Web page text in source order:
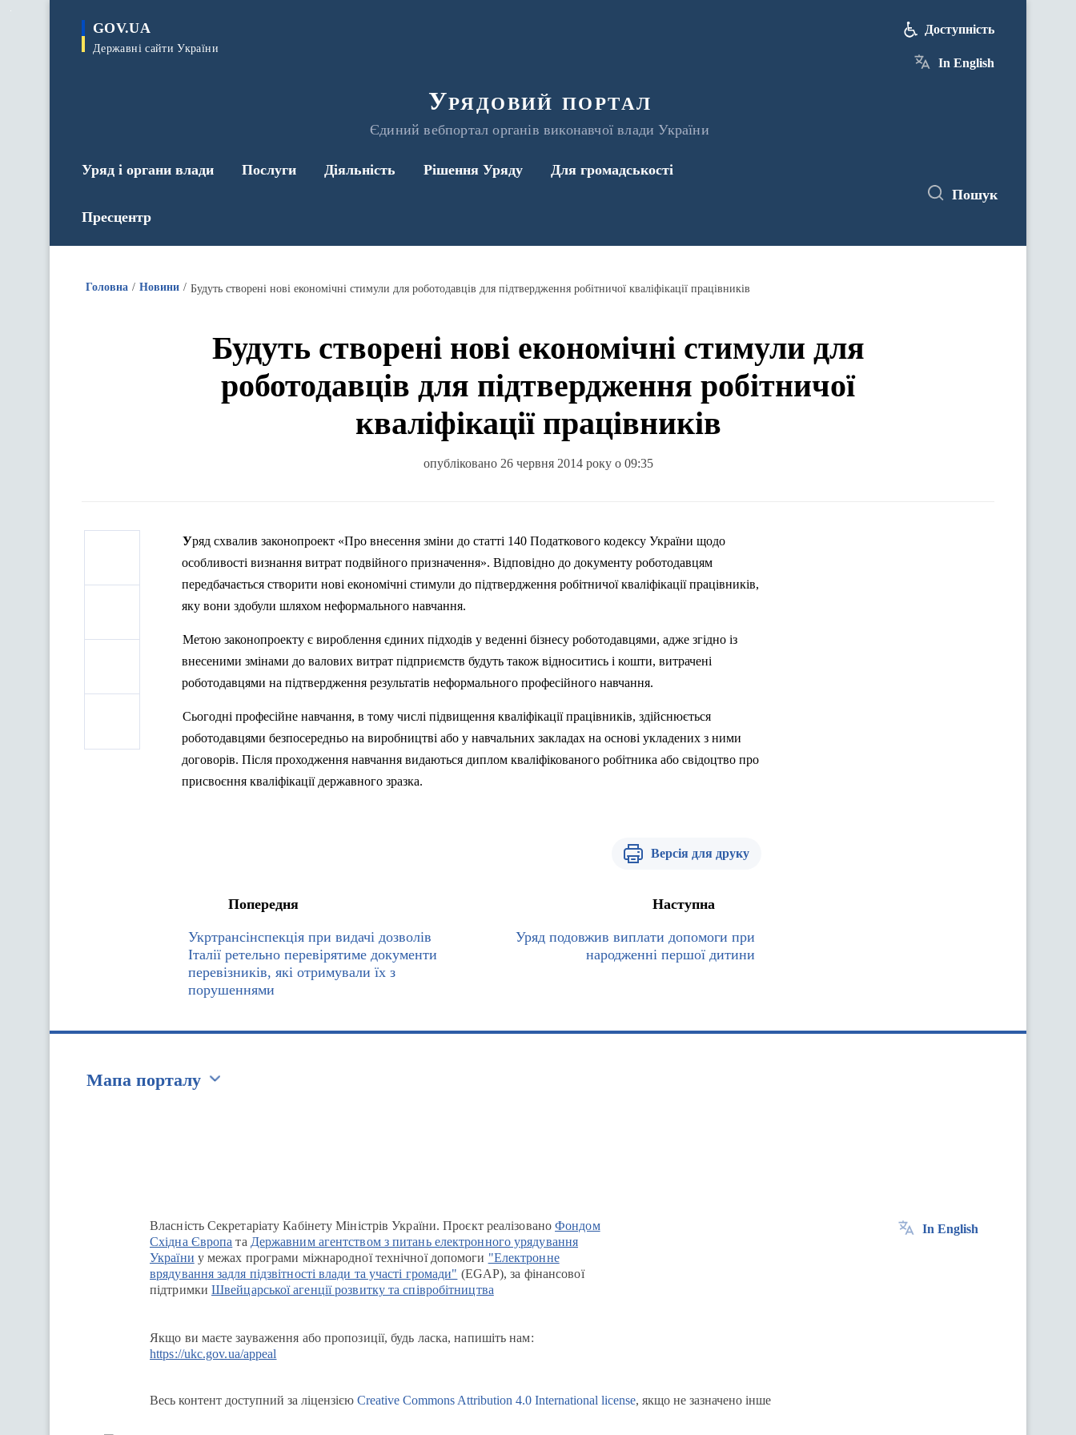
GOV.UA
Державні сайти України
Урядовий портал
Єдиний вебпортал органів виконавчої влади України
Доступність
In English
Уряд і органи влади Послуги Діяльність Рішення Уряду Для громадськості
Пресцентр
Пошук
Головна Новини Будуть створені нові економічні стимули для роботодавців для підтвердження робітничої кваліфікації працівників
Будуть створені нові економічні стимули для
роботодавців для підтвердження робітничої
кваліфікації працівників
опубліковано 26 червня 2014 року о 09:35
Уряд схвалив законопроект «Про внесення зміни до статті 140 Податкового кодексу України щодо
особливості визнання витрат подвійного призначення». Відповідно до документу роботодавцям
передбачається створити нові економічні стимули до підтвердження робітничої кваліфікації працівників,
яку вони здобули шляхом неформального навчання.
Метою законопроекту є вироблення єдиних підходів у веденні бізнесу роботодавцями, адже згідно із
внесеними змінами до валових витрат підприємств будуть також відноситись і кошти, витрачені
роботодавцями на підтвердження результатів неформального професійного навчання.
Сьогодні професійне навчання, в тому числі підвищення кваліфікації працівників, здійснюється
роботодавцями безпосередньо на виробництві або у навчальних закладах на основі укладених з ними
договорів. Після проходження навчання видаються диплом кваліфікованого робітника або свідоцтво про
присвоєння кваліфікаціїдержавного зразка.
Версія для друку
Попередня
Укртрансінспекція при видачі дозволів
Італії ретельно перевірятиме документи
перевізників, які отримували їх з
порушеннями
Наступна
Уряд подовжив виплати допомоги при
народженні першої дитини
Мапа порталу
Власність Секретаріату Кабінету Міністрів України. Проєкт реалізованоФондом
Східна Європа та Державним агентством з питань електронного урядування
України у межах програми міжнародної технічної допомоги "Електронне
врядування задля підзвітності влади та участі громади" (EGAP), за фінансової
підтримки Швейцарської агенції розвитку та співробітництва
Якщо ви маєте зауваження або пропозиції, будь ласка, напишіть нам:
https://ukc.gov.ua/appeal
In English
Весь контент доступний за ліцензією Creative Commons Attribution 4.0 International license, якщо не зазначено інше